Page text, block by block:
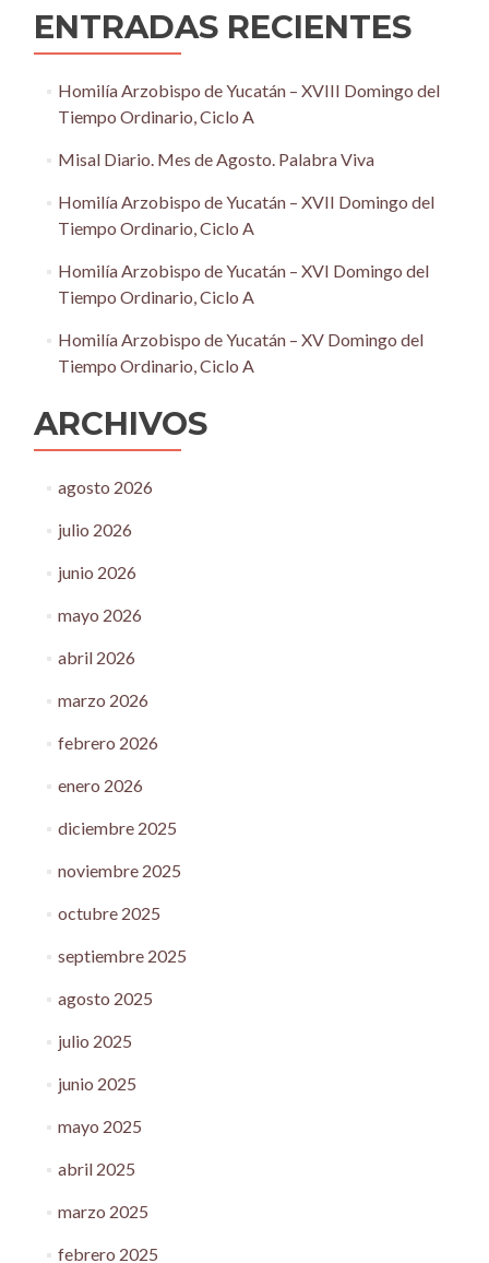
ENTRADAS RECIENTES
Homilía Arzobispo de Yucatán – XVIII Domingo del
Tiempo Ordinario, Ciclo A
Misal Diario. Mes de Agosto. Palabra Viva
Homilía Arzobispo de Yucatán – XVII Domingo del
Tiempo Ordinario, Ciclo A
Homilía Arzobispo de Yucatán – XVI Domingo del
Tiempo Ordinario, Ciclo A
Homilía Arzobispo de Yucatán – XV Domingo del
Tiempo Ordinario, Ciclo A
ARCHIVOS
agosto 2026
julio 2026
junio 2026
mayo 2026
abril 2026
marzo 2026
febrero 2026
enero 2026
diciembre 2025
noviembre 2025
octubre 2025
septiembre 2025
agosto 2025
julio 2025
junio 2025
mayo 2025
abril 2025
marzo 2025
febrero 2025